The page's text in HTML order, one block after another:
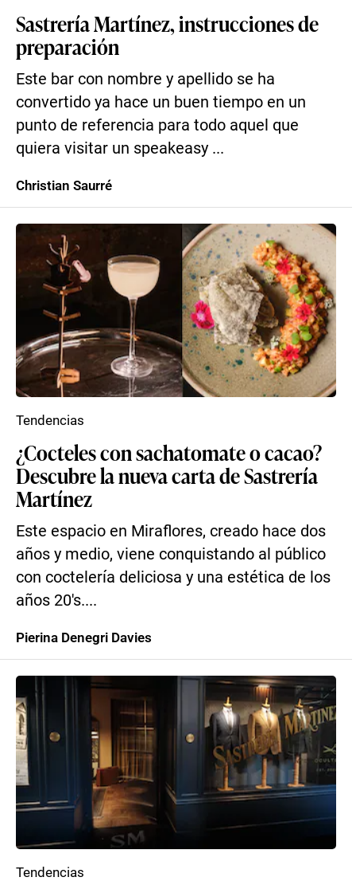
Sastrería Martínez, instrucciones de
preparación
Este bar con nombre y apellido se ha
convertido ya hace un buen tiempo en un
punto de referencia para todo aquel que
quiera visitar un speakeasy ...
Christian Saurré
¿Cocteles con sachatomate o cacao?
Descubre la nueva carta de Sastrería
Martínez
Este espacio en Miraflores, creado hace dos
años y medio, viene conquistando al público
con coctelería deliciosa y una estética de los
años 20′s....
Tendencias
Pierina Denegri Davies
Tendencias